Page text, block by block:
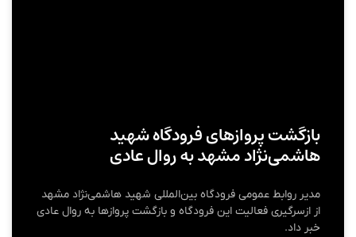
بازگشت پروازهای فرودگاه شهید
هاشمی‌نژاد مشهد به روال عادی
مدیر روابط عمومی فرودگاه بین‌المللی شهید هاشمی‌نژاد مشهد
از ازسرگیری فعالیت‌ این فرودگاه و بازگشت پروازها به روال عادی
خبر داد.